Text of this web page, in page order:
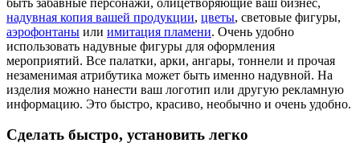
надувная копия вашей продукции, цветы, световые фигуры,
аэрофонтаны или имитация пламени. Очень удобно
использовать надувные фигуры для оформления
мероприятий. Все палатки, арки, ангары, тоннели и прочая
незаменимая атрибутика может быть именно надувной. На
изделия можно нанести ваш логотип или другую рекламную
информацию. Это быстро, красиво, необычно и очень удобно.
Сделать быстро, установить легко